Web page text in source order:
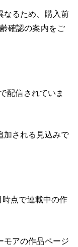
なるため、購入前
確認の案内をご
配信されていま
加される見込みで
時点で連載中の作
モアの作品ページ